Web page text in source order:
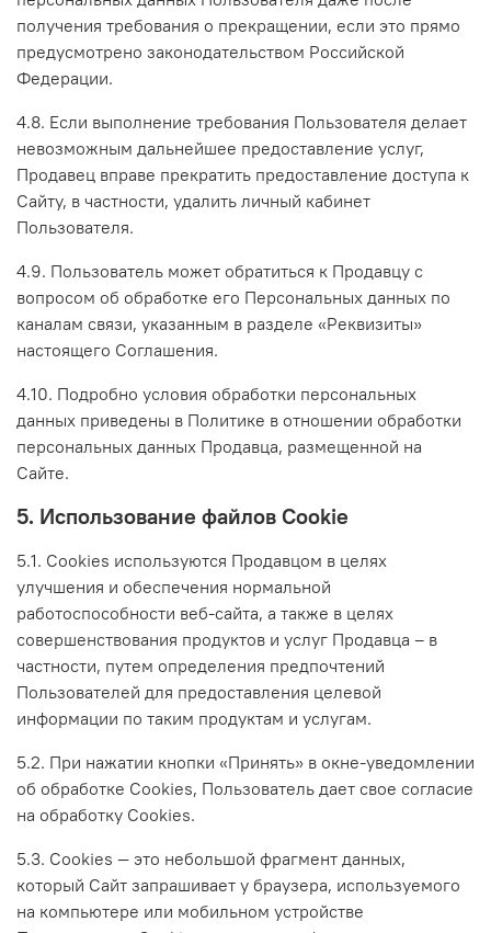
получения требования о прекращении, если это прямо
предусмотрено законодательством Российской
Федерации.
4.8. Если выполнение требования Пользователя делает
невозможным дальнейшее предоставление услуг,
Продавец вправе прекратить предоставление доступа к
Сайту, в частности, удалить личный кабинет
Пользователя.
4.9. Пользователь может обратиться к Продавцу с
вопросом об обработке его Персональных данных по
каналам связи, указанным в разделе «Реквизиты»
настоящего Соглашения.
4.10. Подробно условия обработки персональных
данных приведены в Политике в отношении обработки
персональных данных Продавца, размещенной на
Сайте.
5. Использование файлов Cookie
5.1. Сookies используются Продавцом в целях
улучшения и обеспечения нормальной
работоспособности веб-сайта, а также в целях
совершенствования продуктов и услуг Продавца – в
частности, путем определения предпочтений
Пользователей для предоставления целевой
информации по таким продуктам и услугам.
5.2. При нажатии кнопки «Принять» в окне-уведомлении
об обработке Cookies, Пользователь дает свое согласие
на обработку Сookies.
5.3. Сookies — это небольшой фрагмент данных,
который Сайт запрашивает у браузера, используемого
на компьютере или мобильном устройстве